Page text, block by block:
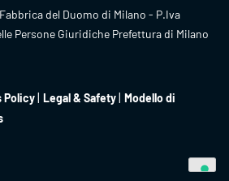
del Duomo di Milano - P.Iva
Persone Giuridiche Prefettura di Milano
Policy Legal & Safety Modello di